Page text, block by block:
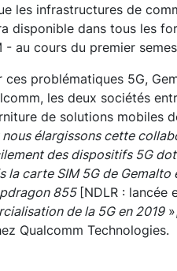
les infrastructures de
disponible dans tous les
- au cours du premier
ces problématiques 5G,
les deux sociétés
de solutions mobiles
élargissons cette
des dispositifs 5G
la carte SIM 5G de
855 [NDLR : lancée
de la 5G en 2019
Qualcomm Technologies.